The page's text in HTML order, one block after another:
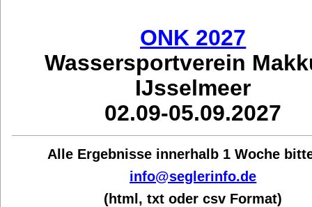
ONK 2027
Wassersportverein
IJsselmeer
02.09-05.09.2027
Alle Ergebnisse innerhalb 1 Woche bit
info@seglerinfo.de
(html, txt oder csv Format)